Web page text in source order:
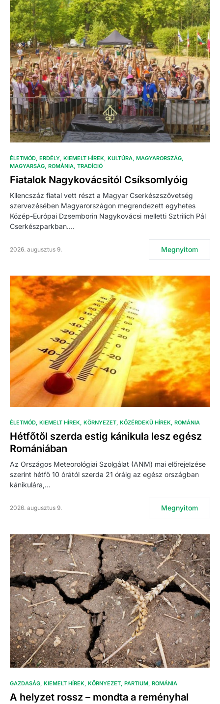
ÉLETMÓD ERDÉLY KIEMELT HÍREK KULTÚRA MAGYARORSZÁG
MAGYARSÁG ROMÁNIA TRADÍCIÓ
Fiatalok Nagykovácsitól Csíksomlyóig
Kilencszáz fiatal vett részt a Magyar Cserkészszövetség
szervezésében Magyarországon megrendezett egyhetes
Közép-Európai Dzsemborin Nagykovácsi melletti Sztrilich Pál
Cserkészparkban.…
2026. augusztus 9. Megnyitom
ÉLETMÓD KIEMELT HÍREK KÖRNYEZET KÖZÉRDEKŰ HÍREK ROMÁNIA
Hétfőtől szerda estig kánikula lesz egész
Romániában
Az Országos Meteorológiai Szolgálat (ANM) mai előrejelzése
szerint hétfő 10 órától szerda 21 óráig az egész országban
kánikulára,…
2026. augusztus 9. Megnyitom
GAZDASÁG KIEMELT HÍREK KÖRNYEZET PARTIUM ROMÁNIA
A helyzet rossz – mondta a reményhal